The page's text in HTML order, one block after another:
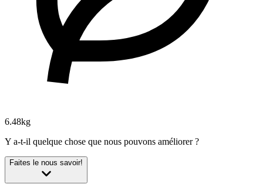
6.48kg
Y a-t-il quelque chose que nous pouvons améliorer ?
Faites le nous savoir!